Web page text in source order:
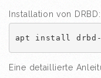
Installation von DRBD:
apt install
Eine detaillierte